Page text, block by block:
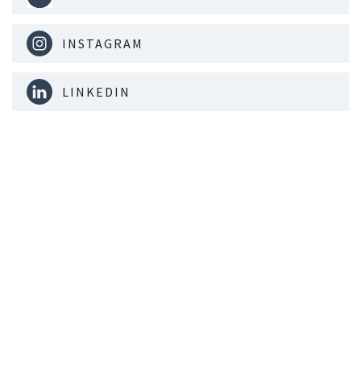
INSTAGRAM
LINKEDIN